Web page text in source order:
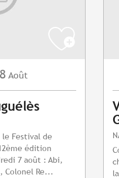
8 Août
Festival de
édition
7 août : Abi,
Colonel Re...